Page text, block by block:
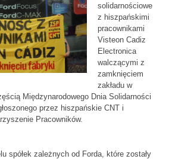
solidarnościowe
z hiszpańskimi
pracownikami
Visteon Cadiz
Electronica
walczącymi z
zamknięciem
zakładu w
Międzynarodowego Dnia Solidarności
przez hiszpańskie CNT i
Pracowników.
spółek zależnych od Forda, które zostały